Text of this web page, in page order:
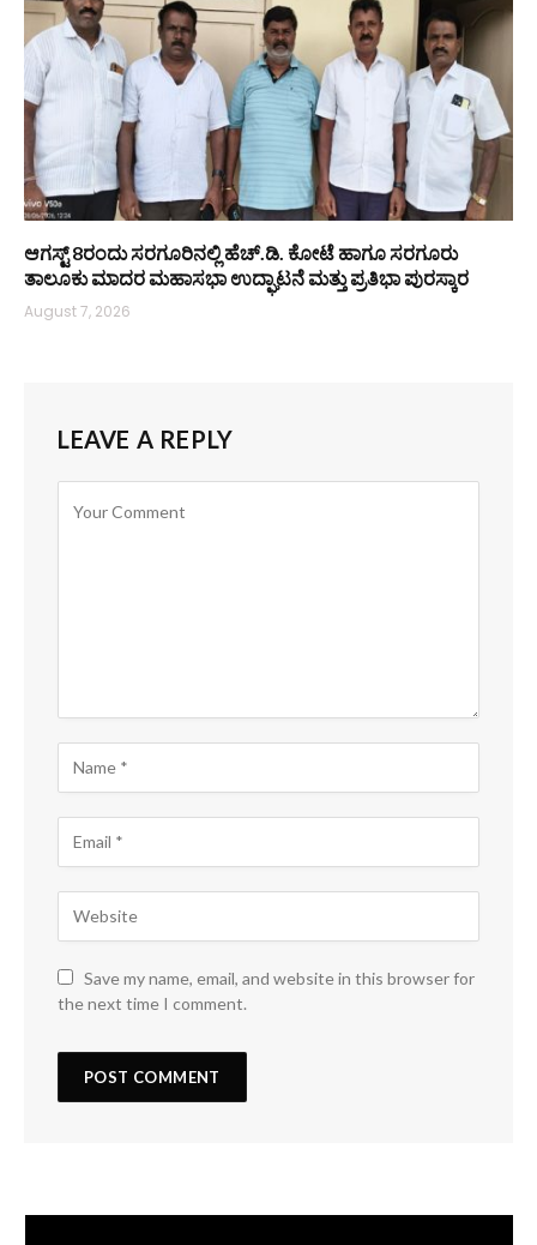
ಆಗಸ್ಟ್ 8ರಂದು ಸರಗೂರಿನಲ್ಲಿ ಹೆಚ್.ಡಿ. ಕೋಟೆ ಹಾಗೂ ಸರಗೂರು
ತಾಲೂಕು ಮಾದರ ಮಹಾಸಭಾ ಉದ್ಘಾಟನೆ ಮತ್ತು ಪ್ರತಿಭಾ ಪುರಸ್ಕಾರ
August 7, 2026
LEAVE A REPLY
Save my name, email, and website in this browser for
the next time I comment.